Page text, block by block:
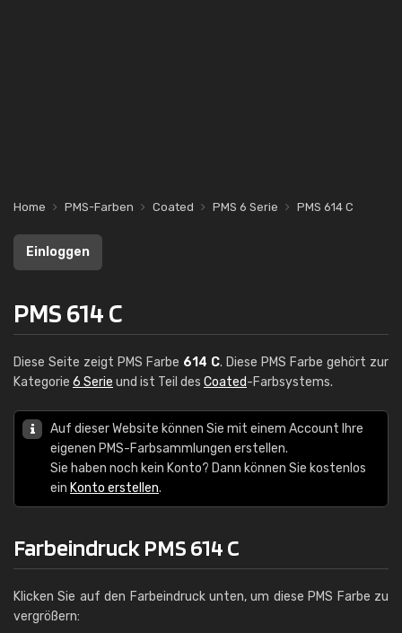
Home PMS-Farben Coated PMS 6 Serie PMS 614 C
Einloggen
PMS 614 C
Diese Seite zeigt PMS Farbe 614 C. Diese PMS Farbe gehört zur
Kategorie 6 Serie und ist Teil des Coated-Farbsystems.
Auf dieser Website können Sie mit einem Account Ihre
eigenen PMS-Farbsammlungen erstellen.
Sie haben noch kein Konto? Dann können Sie kostenlos
ein Konto erstellen.
Farbeindruck PMS 614 C
Klicken Sie auf den Farbeindruck unten, um diese PMS Farbe zu
vergrößern: